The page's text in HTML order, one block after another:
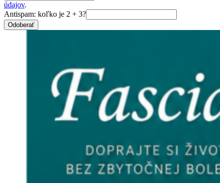
údajov.
Antispam: koľko je 2 + 3?
Odoberať